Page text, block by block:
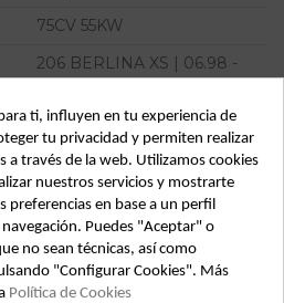
75CV 55KW
206 BERLINA XS | 06.98 -
12.06
Turismo
49349
361
100028962
ti, influyen en tu experiencia de
tu privacidad y permiten realizar
a través de la web. Utilizamos cookies
nuestros servicios y mostrarte
preferencias en base a un perfil
Puedes "Aceptar" o
no sean técnicas, así como
"Configurar Cookies". Más
Política de Cookies